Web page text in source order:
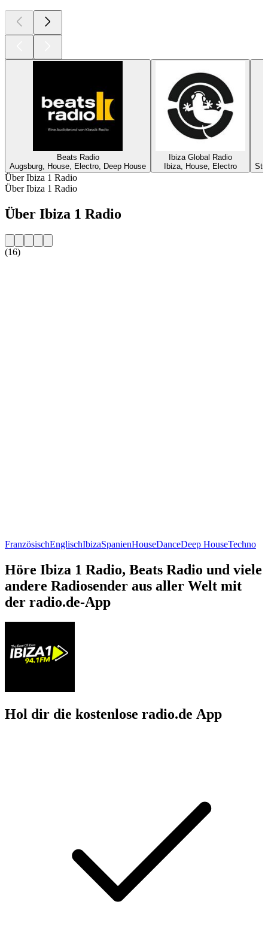
Beats Radio
Augsburg, House, Electro, Deep House
Ibiza Global Radio
Ibiza, House, Electro
Über Ibiza 1 Radio
Über Ibiza 1 Radio
Über Ibiza 1 Radio
(16)
FranzösischEnglischIbizaSpanienHouseDanceDeep HouseTechno
Höre Ibiza 1 Radio, Beats Radio und viele
andere Radiosender aus aller Welt mit
der radio.de-App
Hol dir die kostenlose radio.de App